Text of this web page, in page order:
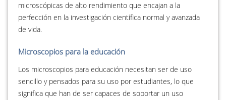
microscópicas de alto rendimiento que encajan a la
perfección en la investigación científica normal y avanzada
de vida.
Microscopios para la educación
Los microscopios para educación necesitan ser de uso
sencillo y pensados para su uso por estudiantes, lo que
significa que han de ser capaces de soportar un uso